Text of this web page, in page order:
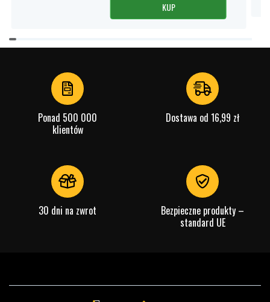
KUP
Item
1
Ponad 500 000
klientów
Dostawa od 16,99 zł
30 dni na zwrot
Bezpieczne produkty –
standard UE